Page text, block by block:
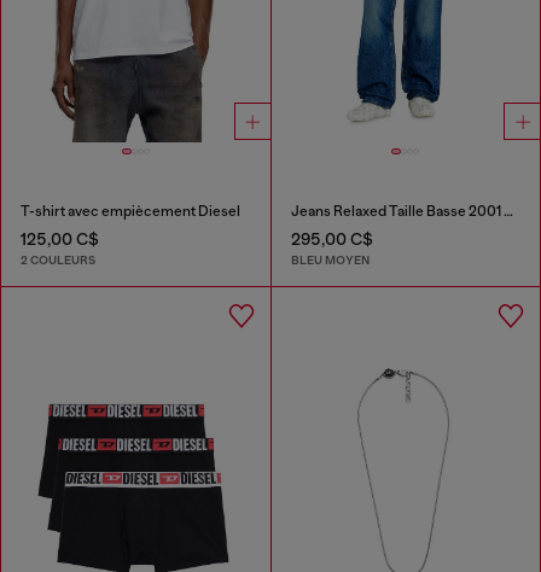
T-shirt avec empiècement Diesel
125,00 C$
2 COULEURS
Jeans Relaxed Taille Basse 2001 D-Macro
295,00 C$
BLEU MOYEN